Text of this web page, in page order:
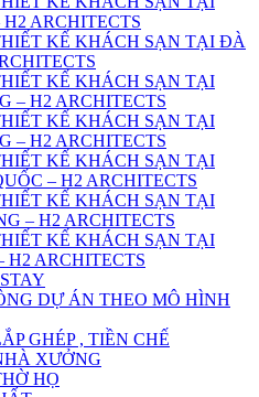
ARCHITECTS
KẾ KHÁCH SẠN TẠI ĐÀ
KẾ KHÁCH SẠN TẠI
– H2 ARCHITECTS
KẾ KHÁCH SẠN TẠI
– H2 ARCHITECTS
KẾ KHÁCH SẠN TẠI
– H2 ARCHITECTS
KẾ KHÁCH SẠN TẠI
– H2 ARCHITECTS
KẾ KHÁCH SẠN TẠI
H2 ARCHITECTS
DỰ ÁN THEO MÔ HÌNH
GHÉP , TIỀN CHẾ
XƯỞNG
HỌ